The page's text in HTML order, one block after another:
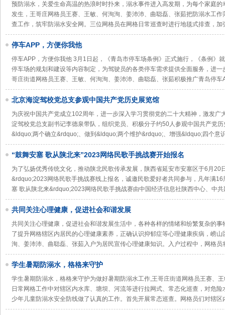
预防溺水，关爱生命高温的热浪时时扑来，溺水事件进入高发期，为每个家庭
发生，王哥庄网格员王赛、王敏、何洵洵、姜沛沛、曲聪磊、张茹把防溺水工
查工作，筑牢防溺水安全网。三位网格员在网格日常巡查时进行地毯式排查，加
停车APP，方便你我他
停车APP，方便你我他 3月1日起，《青岛市停车场条例》正式施行，《条例》
停车场的规划和建设等内容制定，为驾驶员的各类停车需求提供全面服务，进
哥庄街道网格员王赛、王敏、何洵洵、姜沛沛、曲聪磊、张茹积极推广青岛停车
北京海淀驾校党总支参观中国共产党历史展览馆
为庆祝中国共产党成立102周年，进一步深入学习贯彻党的二十大精神，激发广
淀驾校党总支副书记李德泉带队，组织党员、积极分子约50人参观中国共产党
&ldquo;两个确立&rdquo;、做到&ldquo;两个维护&rdquo;、增强&ldquo;四个意
“鼓舞安塞 歌从陕北来”2023网络民歌手挑战赛开始报名
为了弘扬优秀传统文化，推动陕北民歌传承发展，陕西省延安市安塞区于6月20
&rdquo;2023网络民歌手挑战赛线上报名，诚邀民歌爱好者共同参与，凡年满
塞 歌从陕北来&rdquo;2023网络民歌手挑战赛由中国经济信息社陕西中心、中共
共同关注心理健康，促进社会和谐发展
共同关注心理健康，促进社会和谐发展生活中，各种各样的情绪和纷繁复杂的
了提升网格辖区内居民的心理健康素养，正确认识抑郁症等心理健康疾病，崂
洵、姜沛沛、曲聪磊、张茹入户为居民宣传心理健康知识。入户过程中，网格员
学生暑期防溺水，格格来守护
学生暑期防溺水，格格来守护为做好暑期防溺水工作,王哥庄街道网格员王赛、
日常网格工作中对辖区内水库、塘坝、河流等进行拉网式、常态化巡查，对危
少年儿童防溺水安全防线做了认真的工作。首先开展常态巡查。网格员们对辖区